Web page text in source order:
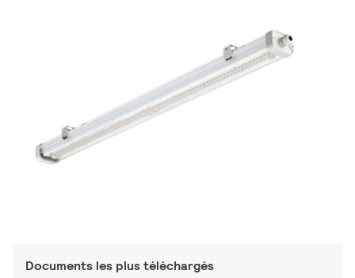
Documents les plus téléchargés